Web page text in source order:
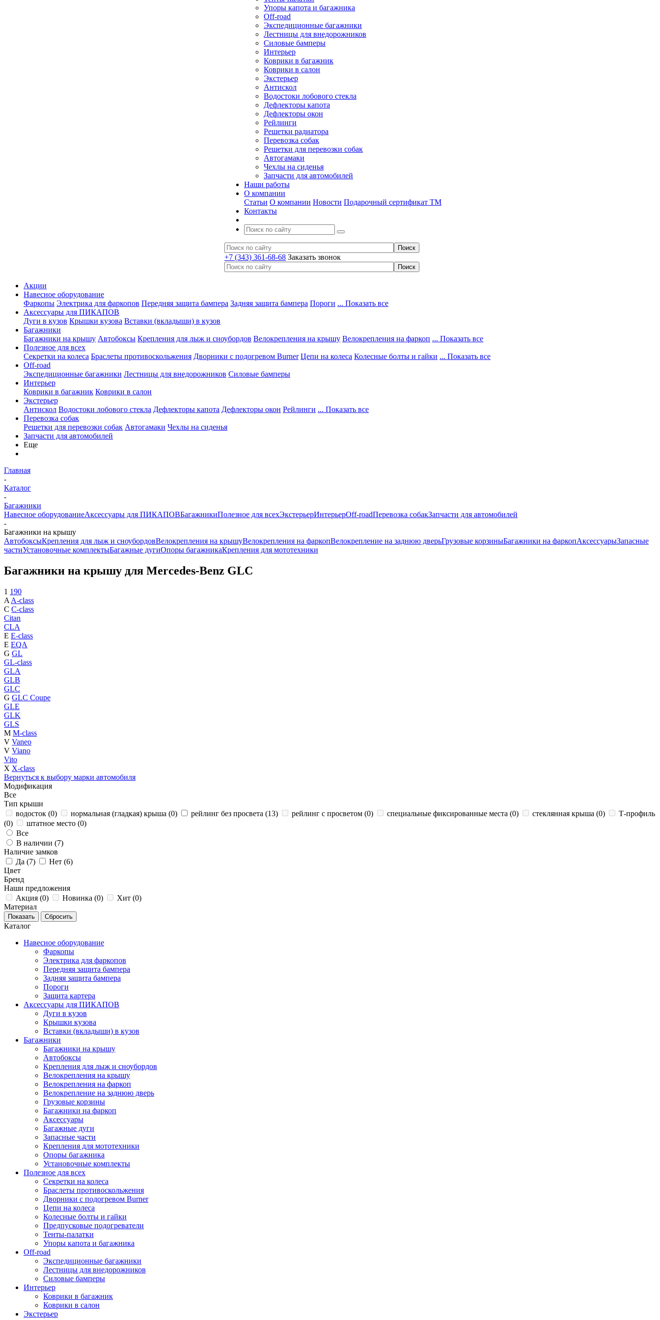
Упоры капота и багажника
Off-road
Экспедиционные багажники
Лестницы для внедорожников
Силовые бамперы
Интерьер
Коврики в багажник
Коврики в салон
Экстерьер
Антискол
Водостоки лобового стекла
Дефлекторы капота
Дефлекторы окон
Рейлинги
Решетки радиатора
Перевозка собак
Решетки для перевозки собак
Автогамаки
Чехлы на сиденья
Запчасти для автомобилей
Наши работы
О компании
Статьи О компании Новости Подарочный сертификат ТМ
Контакты
+7 (343) 361-68-68 Заказать звонок
Акции
Навесное оборудование
Фаркопы Электрика для фаркопов Передняя защита бампера Задняя защита бампера Пороги ... Показать все
Аксессуары для ПИКАПОВ
Дуги в кузов Крышки кузова Вставки (вкладыши) в кузов
Багажники
Багажники на крышу Автобоксы Крепления для лыж и сноубордов Велокрепления на крышу Велокрепления на фаркоп ... Показать все
Полезное для всех
Секретки на колеса Браслеты противоскольжения Дворники с подогревом Burner Цепи на колеса Колесные болты и гайки ... Показать все
Off-road
Экспедиционные багажники Лестницы для внедорожников Силовые бамперы
Интерьер
Коврики в багажник Коврики в салон
Экстерьер
Антискол Водостоки лобового стекла Дефлекторы капота Дефлекторы окон Рейлинги ... Показать все
Перевозка собак
Решетки для перевозки собак Автогамаки Чехлы на сиденья
Запчасти для автомобилей
Еще
Главная
-
Каталог
-
Багажники
Навесное оборудованиеАксессуары для ПИКАПОВБагажникиПолезное для всехЭкстерьерИнтерьерOff-roadПеревозка собакЗапчасти для автомобилей
-
Багажники на крышу
АвтобоксыКрепления для лыж и сноубордовВелокрепления на крышуВелокрепления на фаркопВелокрепление на заднюю дверьГрузовые корзиныБагажники на фаркопАксессуарыЗапасные
частиУстановочные комплектыБагажные дугиОпоры багажникаКрепления для мототехники
Багажники на крышу для Mercedes-Benz GLC
1 190
A A-class
C C-class
Citan
CLA
E E-class
E EQA
G GL
GL-class
GLA
GLB
GLC
G GLC Coupe
GLE
GLK
GLS
M M-class
V Vaneo
V Viano
Vito
X X-class
Вернуться к выбору марки автомобиля
Модификация
Все
Тип крыши
водосток (0) нормальная (гладкая) крыша (0) рейлинг без просвета (13) рейлинг с просветом (0) специальные фиксированные места (0) стеклянная крыша (0)
Т-профиль
(0) штатное место (0)
Все
В наличии (7)
Наличие замков
Да (7) Нет (6)
Цвет
Бренд
Наши предложения
Акция (0) Новинка (0) Хит (0)
Материал
Каталог
Навесное оборудование
Фаркопы
Электрика для фаркопов
Передняя защита бампера
Задняя защита бампера
Пороги
Защита картера
Аксессуары для ПИКАПОВ
Дуги в кузов
Крышки кузова
Вставки (вкладыши) в кузов
Багажники
Багажники на крышу
Автобоксы
Крепления для лыж и сноубордов
Велокрепления на крышу
Велокрепления на фаркоп
Велокрепление на заднюю дверь
Грузовые корзины
Багажники на фаркоп
Аксессуары
Багажные дуги
Запасные части
Крепления для мототехники
Опоры багажника
Установочные комплекты
Полезное для всех
Секретки на колеса
Браслеты противоскольжения
Дворники с подогревом Burner
Цепи на колеса
Колесные болты и гайки
Предпусковые подогреватели
Тенты-палатки
Упоры капота и багажника
Off-road
Экспедиционные багажники
Лестницы для внедорожников
Силовые бамперы
Интерьер
Коврики в багажник
Коврики в салон
Экстерьер